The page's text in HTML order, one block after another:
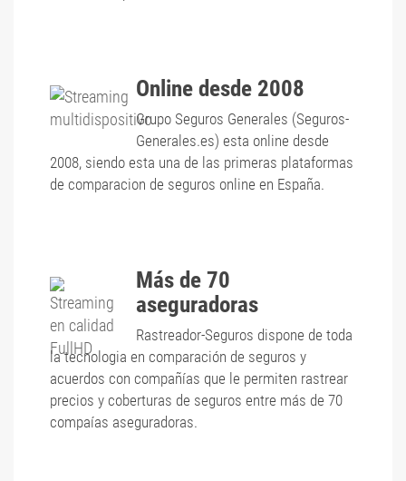
Online desde 2008
Grupo Seguros Generales (Seguros-
Generales.es) esta online desde
2008, siendo esta una de las primeras plataformas
de comparacion de seguros online en España.
Más de 70
aseguradoras
Rastreador-Seguros dispone de toda
la tecnologia en comparación de seguros y
acuerdos con compañías que le permiten rastrear
precios y coberturas de seguros entre más de 70
compaías aseguradoras.